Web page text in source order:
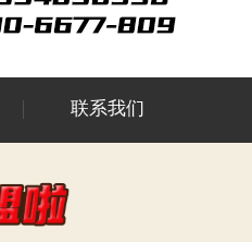
联系我们